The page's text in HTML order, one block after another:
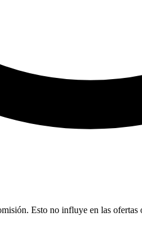
Esto no influye en las